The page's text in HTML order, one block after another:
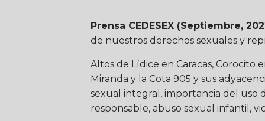
Prensa CEDESEX (Septiembre,
de nuestros derechos sexuales y
Altos de Lídice en Caracas, Corocito
Miranda y la Cota 905 y sus
sexual integral, importancia del uso
responsable, abuso sexual infantil,